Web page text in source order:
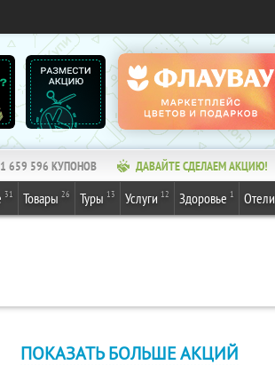
659 596 КУПОНОВ ДАВАЙТЕ СДЕЛАЕМ АКЦИЮ!
31 Товары 26 Туры 13 Услуги 12 Здоровье 1 Отели
ПОКАЗАТЬ БОЛЬШЕ АКЦИЙ